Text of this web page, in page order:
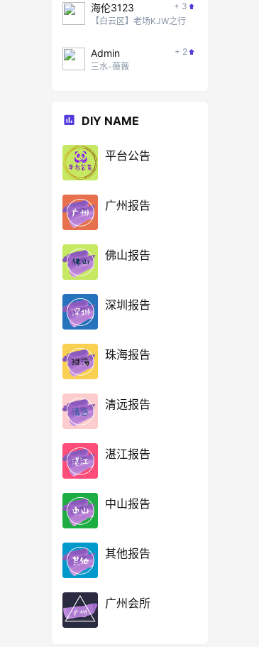
海伦3123
+ 3
【白云区】老场KJW之行
Admin
+ 2
三水-薇薇
DIY NAME
平台公告
广州报告
佛山报告
深圳报告
珠海报告
清远报告
湛江报告
中山报告
其他报告
广州会所